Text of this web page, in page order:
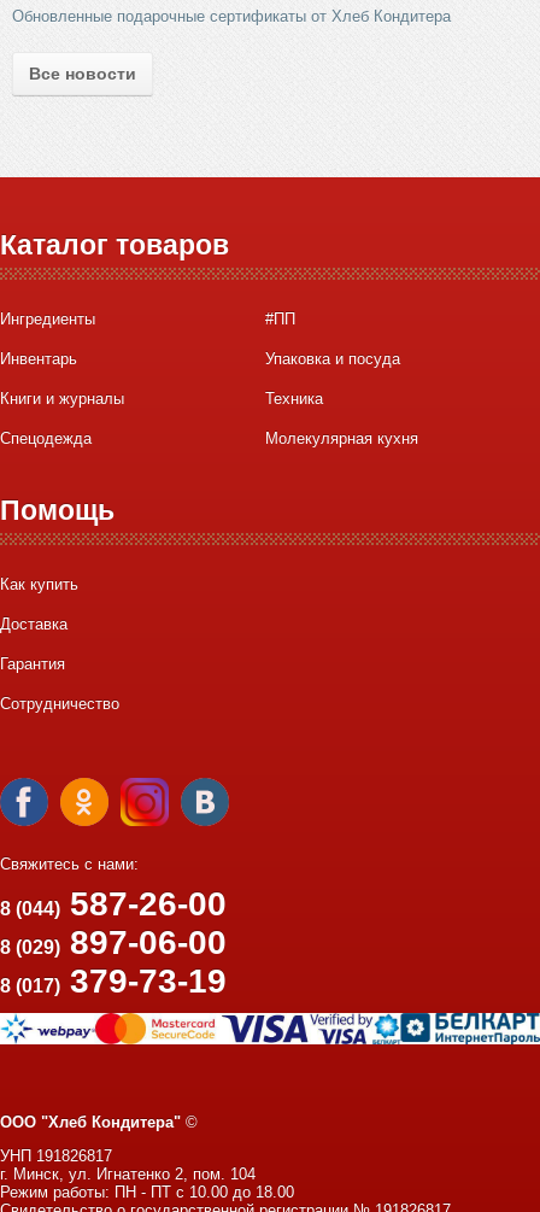
Обновленные подарочные сертификаты от Хлеб Кондитера
Все новости
Каталог товаров
Ингредиенты #ПП
Инвентарь Упаковка и посуда
Книги и журналы Техника
Спецодежда Молекулярная кухня
Помощь
Как купить
Доставка
Гарантия
Сотрудничество
Свяжитесь с нами:
8 (044) 587-26-00
8 (029) 897-06-00
8 (017) 379-73-19
ООО "Хлеб Кондитера" ©
УНП 191826817
г. Минск, ул. Игнатенко 2, пом. 104
Режим работы: ПН - ПТ с 10.00 до 18.00